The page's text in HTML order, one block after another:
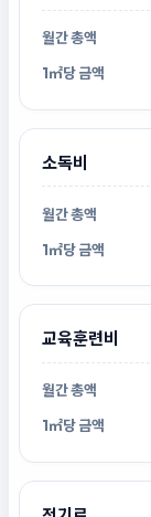
소독비
교육훈련비